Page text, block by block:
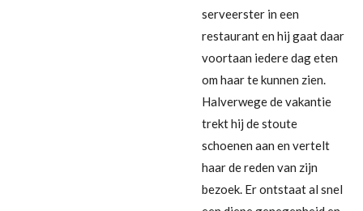
serveerster in een
restaurant en hij gaat daar
voortaan iedere dag eten
om haar te kunnen zien.
Halverwege de vakantie
trekt hij de stoute
schoenen aan en vertelt
haar de reden van zijn
bezoek. Er ontstaat al snel